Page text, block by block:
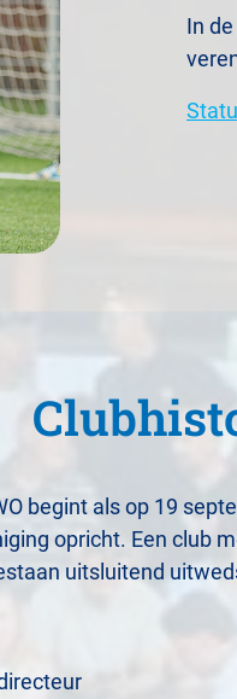
In
begint als op 19
opricht. Een club
uitsluitend